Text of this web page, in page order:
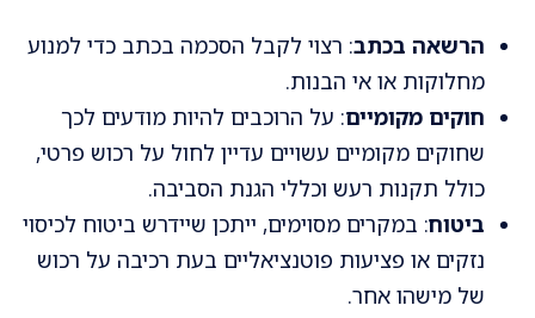
הרשאה בכתב: רצוי לקבל הסכמה בכתב כדי למנוע
מחלוקות או אי הבנות.
חוקים מקומיים: על הרוכבים להיות מודעים לכך
שחוקים מקומיים עשויים עדיין לחול על רכוש פרטי,
כולל תקנות רעש וכללי הגנת הסביבה.
ביטוח: במקרים מסוימים, ייתכן שיידרש ביטוח לכיסוי
נזקים או פציעות פוטנציאליים בעת רכיבה על רכוש
של מישהו אחר.